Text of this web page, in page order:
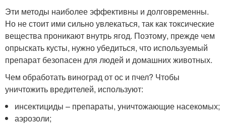
Эти методы наиболее эффективны и долговременны.
Но не стоит ими сильно увлекаться, так как токсические
вещества проникают внутрь ягод. Поэтому, прежде чем
опрыскать кусты, нужно убедиться, что используемый
препарат безопасен для людей и домашних животных.
Чем обработать виноград от ос и пчел? Чтобы
уничтожить вредителей, используют:
инсектициды – препараты, уничтожающие насекомых;
аэрозоли;